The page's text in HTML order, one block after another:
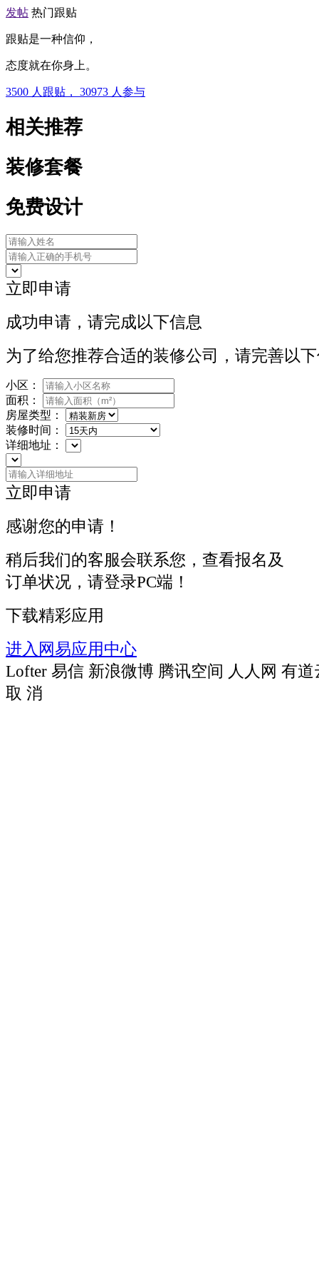
发帖 热门跟贴
跟贴是一种信仰，
态度就在你身上。
3500 人跟贴， 30973 人参与
相关推荐
装修套餐
免费设计
立即申请
成功申请，请完成以下信息
为了给您推荐合适的装修公司，请完善以
小区：
面积：
房屋类型：
装修时间：
详细地址：
立即申请
感谢您的申请！
稍后我们的客服会联系您，查看报名及
订单状况，请登录PC端！
下载精彩应用
进入网易应用中心
Lofter 易信 新浪微博 腾讯空间 人人网 有道
取 消